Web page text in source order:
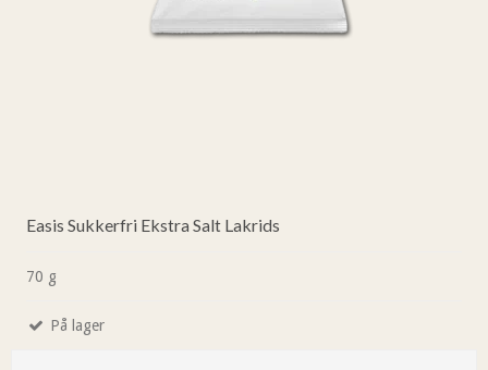
Easis Sukkerfri Ekstra Salt Lakrids
70 g
På lager